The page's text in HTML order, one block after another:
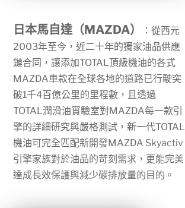
日本馬自達（MAZDA）
：從西元
2003年至今，近二十年的獨家油品供應
鏈合同，讓添加TOTAL頂級機油的各式
MAZDA車款在全球各地的道路已行駛突
破1千4百億公里的里程數，且透過
TOTAL潤滑油實驗室對MAZDA每一款引
擎的詳細研究與嚴格測試，新一代TOTAL
機油可完全匹配新開發MAZDA Skyactiv
引擎家族對於油品的苛刻需求，更能完美
達成長效保護與減少碳排放量的目的。